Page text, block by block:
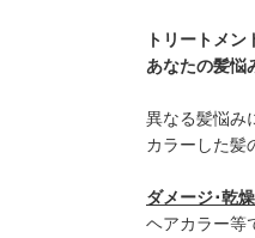
トリートメ
あなたの髪悩
異なる髪悩み
カラーした髪
ダメージ･乾
ヘアカラー等